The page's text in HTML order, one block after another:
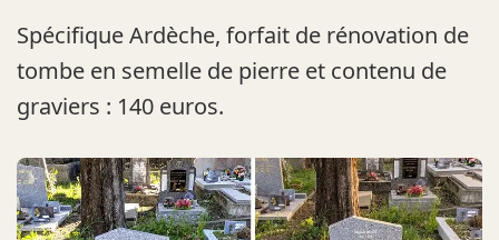
Spécifique Ardèche, forfait de rénovation de
tombe en semelle de pierre et contenu de
graviers : 140 euros.